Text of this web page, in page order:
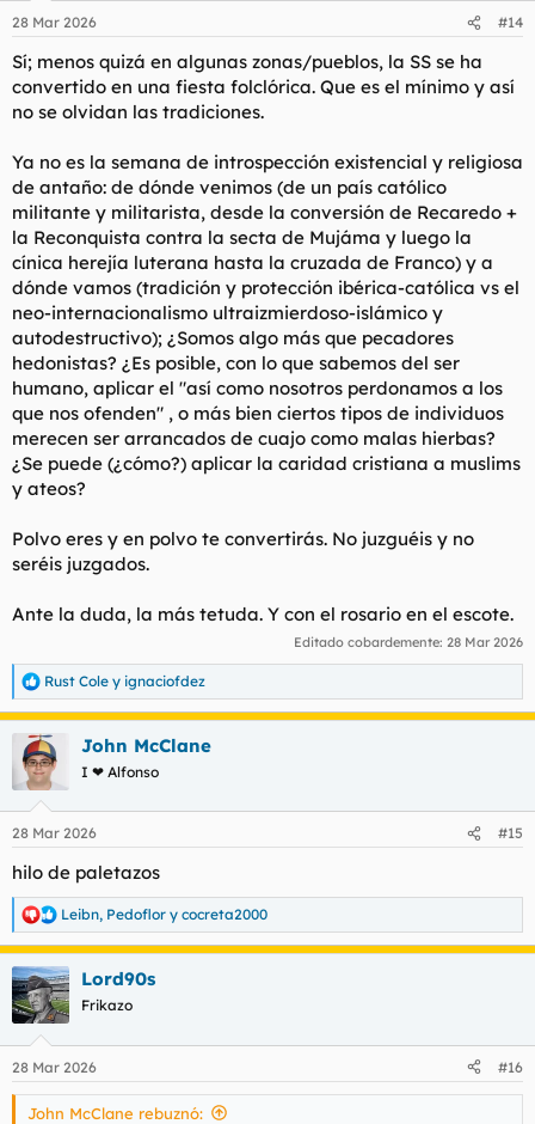
e
s
:
28 Mar 2026 #14
Sí; menos quizá en algunas zonas/pueblos, la SS se ha
convertido en una fiesta folclórica. Que es el mínimo y así
no se olvidan las tradiciones.
Ya no es la semana de introspección existencial y religiosa
de antaño: de dónde venimos (de un país católico
militante y militarista, desde la conversión de Recaredo +
la Reconquista contra la secta de Mujáma y luego la
cínica herejía luterana hasta la cruzada de Franco) y a
dónde vamos (tradición y protección ibérica-católica vs el
neo-internacionalismo ultraizmierdoso-islámico y
autodestructivo); ¿Somos algo más que pecadores
hedonistas? ¿Es posible, con lo que sabemos del ser
humano, aplicar el "así como nosotros perdonamos a los
que nos ofenden" , o más bien ciertos tipos de individuos
merecen ser arrancados de cuajo como malas hierbas?
¿Se puede (¿cómo?) aplicar la caridad cristiana a muslims
y ateos?
Polvo eres y en polvo te convertirás. No juzguéis y no
seréis juzgados.
Ante la duda, la más tetuda. Y con el rosario en el escote.
Editado cobardemente: 28 Mar 2026
R
e
a
c
c
e
s
:
Rust Cole y ignaciofdez
John McClane
I ❤ Alfonso
28 Mar 2026 #15
hilo de paletazos
R
e
a
c
c
i
e
s
Leibn, Pedoflor y cocreta2000
Lord90s
Frikazo
28 Mar 2026 #16
John McClane rebuznó: